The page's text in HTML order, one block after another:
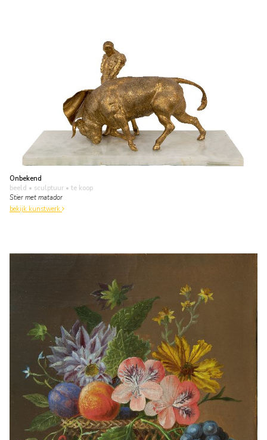
Onbekend
beeld • sculptuur • te koop
Stier met matador
bekijk kunstwerk